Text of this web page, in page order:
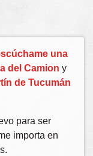
una
del Camion y
de Tucumán
para ser
importa en